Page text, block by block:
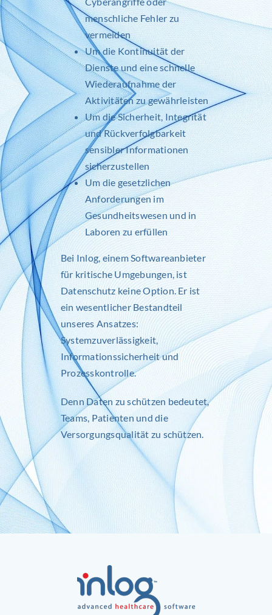
menschliche Fehler zu
vermeiden
Um die Kontinuität der
Dienste und eine schnelle
Wiederaufnahme der
Aktivitäten zu gewährleisten
Um die Sicherheit, Integrität
und Rückverfolgbarkeit
sensibler Informationen
sicherzustellen
Um die gesetzlichen
Anforderungen im
Gesundheitswesen und in
Laboren zu erfüllen
BeiInlog, einem Softwareanbieter
für kritische Umgebungen, ist
Datenschutz keine Option. Er ist
ein wesentlicher Bestandteil
unseres Ansatzes:
Systemzuverlässigkeit,
Informationssicherheit und
Prozesskontrolle.
Denn Daten zu schützen bedeutet,
Teams, Patienten und die
Versorgungsqualität zu schützen.